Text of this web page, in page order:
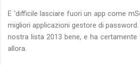
E 'difficile lasciare fuori un app come
migliori applicazioni gestore di
nostra lista 2013 bene, e ha
allora.